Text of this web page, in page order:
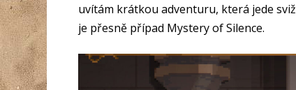
uvítám krátkou adventuru, která jede
je přesně případ Mystery of Silence.